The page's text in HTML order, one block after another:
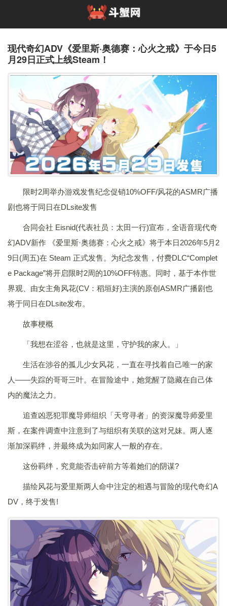
现代奇幻ADV《爱里斯·奥德赛：心火之戒》于今日5
月29日正式上线Steam！
限时2周举办游戏发售纪念促销10%OFF/风花的ASMR广播
剧也将于同日在DLsite发售
合同会社 Eisnid(代表社员：太田一行)宣布，全语音现代奇
幻ADV新作 《爱里斯·奥德赛：心火之戒》将于本日2026年5月2
9日(周五)在 Steam 正式发售。为纪念发售，付费DLC“Complet
e Package”将开启限时2周的10%OFF特惠。同时，基于本作世
界观、由女主角风花(CV：稻垣好)主演的原创ASMR广播剧也
将于同日在DLsite发布。
故事梗概
「我想在涩谷，也就是这里，守护我的家人。」
生活在涉谷的孤儿少女风花，一直在寻找着自己唯一的家
人——失踪的哥哥三叶。在冒险途中，她觉醒了隐藏在自己体
内的魔法之力。
追查凶恶犯罪魔导师组织「天穹寻者」的资深魔导师爱里
斯，在案件调查中注意到了与组织有关联的这对兄妹。两人逐
渐加深羁绊，并最终成为如同家人一般的存在。
这份羁绊，究竟能否击碎前方等着她们的阴谋?
描绘风花与爱里斯两人命中注定的相遇与冒险的现代奇幻A
DV，终于发售!